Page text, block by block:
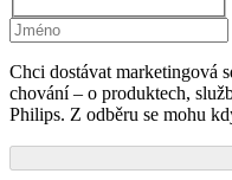
Chci dostávat marketingová
chování – o produktech,
Philips. Z odběru se mohu